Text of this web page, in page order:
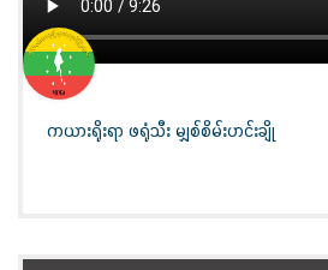
ကယားရိုးရာ ဖရုံသီး မျှစ်စိမ်းဟင်းချို